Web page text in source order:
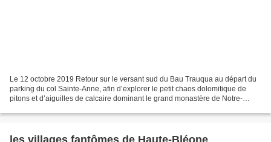
Le 12 octobre 2019 Retour sur le versant sud du Bau Trauqua au départ du
parking du col Sainte-Anne, afin d’explorer le petit chaos dolomitique de
pitons et d’aiguilles de calcaire dominant le grand monastère de Notre-